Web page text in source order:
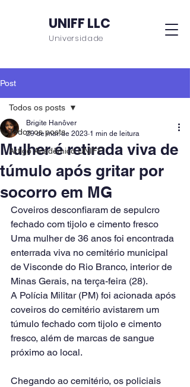
UNIFF LLC
Universidade
Post
Todos os posts
Artigo Acadêmico UNIFF
Todos os posts
Mulher é retirada viva de
túmulo após gritar por
socorro em MG
Brigite Hanôver
29 de mar. de 2023 1 min de leitura
Coveiros desconfiaram de sepulcro
fechado com tijolo e cimento fresco
Uma mulher de 36 anos foi encontrada
enterrada viva no cemitério municipal
de Visconde do Rio Branco, interior de
Minas Gerais, na terça-feira (28).
A Polícia Militar (PM) foi acionada após
coveiros do cemitério avistarem um
túmulo fechado com tijolo e cimento
fresco, além de marcas de sangue
próximo ao local.
Chegando ao cemitério, os policiais